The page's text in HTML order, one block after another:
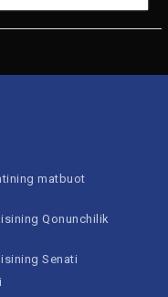
matbuot
Qonunchilik
Senati